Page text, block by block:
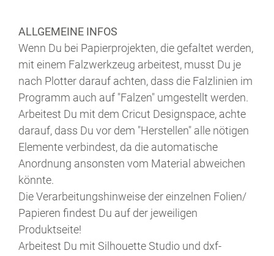
ALLGEMEINE INFOS
Wenn Du bei Papierprojekten, die gefaltet werden,
mit einem Falzwerkzeug arbeitest, musst Du je
nach Plotter darauf achten, dass die Falzlinien im
Programm auch auf "Falzen" umgestellt werden.
Arbeitest Du mit dem Cricut Designspace, achte
darauf, dass Du vor dem "Herstellen" alle nötigen
Elemente verbindest, da die automatische
Anordnung ansonsten vom Material abweichen
könnte.
Die Verarbeitungshinweise der einzelnen Folien/
Papieren findest Du auf der jeweiligen
Produktseite!
Arbeitest Du mit Silhouette Studio und dxf-